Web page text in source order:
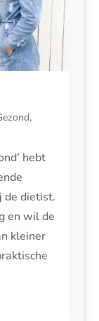
,
hebt
de dietist.
en wil de
kleiner